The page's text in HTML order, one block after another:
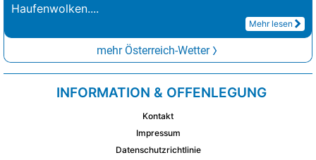
Haufenwolken....
Mehr lesen
mehr Österreich-Wetter
INFORMATION & OFFENLEGUNG
Kontakt
Impressum
Datenschutzrichtlinie